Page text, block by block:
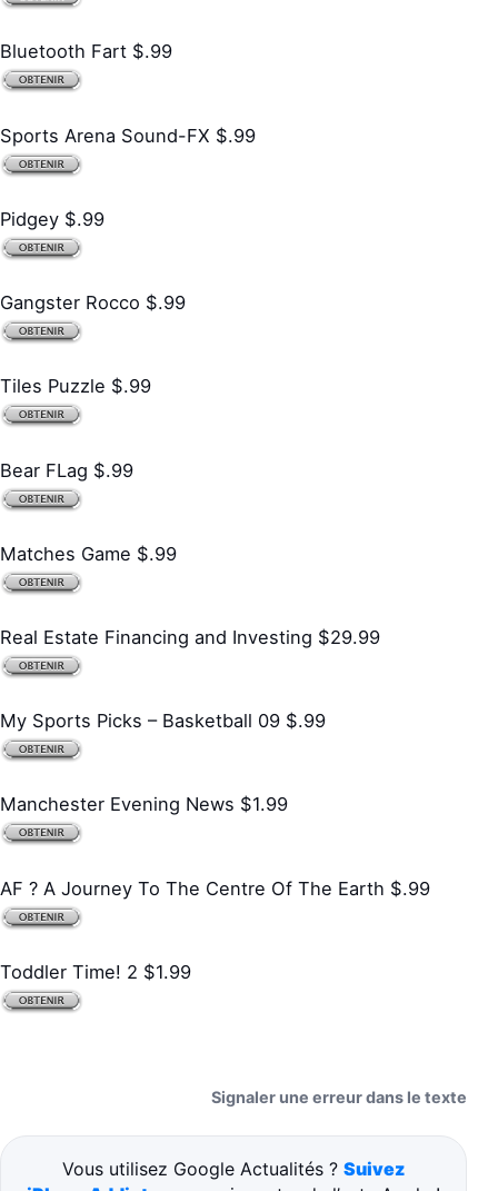
Bluetooth Fart $.99
Sports Arena Sound-FX $.99
Pidgey $.99
Gangster Rocco $.99
Tiles Puzzle $.99
Bear FLag $.99
Matches Game $.99
Real Estate Financing and Investing $29.99
My Sports Picks – Basketball 09 $.99
Manchester Evening News $1.99
AF ? A Journey To The Centre Of The Earth $.99
Toddler Time! 2 $1.99
Signaler une erreur dans le texte
Vous utilisez Google Actualités ? Suivez